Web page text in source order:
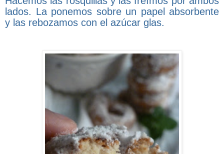
lados. La ponemos sobre un papel absorbente
y las rebozamos con el azúcar glas.